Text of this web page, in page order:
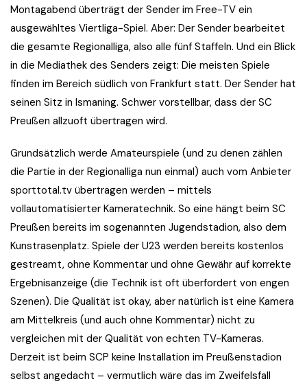
Montagabend überträgt der Sender im Free-TV ein
ausgewähltes Viertliga-Spiel. Aber: Der Sender bearbeitet
die gesamte Regionalliga, also alle fünf Staffeln. Und ein Blick
in die Mediathek des Senders zeigt: Die meisten Spiele
finden im Bereich südlich von Frankfurt statt. Der Sender hat
seinen Sitz in Ismaning. Schwer vorstellbar, dass der SC
Preußen allzuoft übertragen wird.
Grundsätzlich werde Amateurspiele (und zu denen zählen
die Partie in der Regionalliga nun einmal) auch vom Anbieter
sporttotal.tv übertragen werden – mittels
vollautomatisierter Kameratechnik. So eine hängt beim SC
Preußen bereits im sogenannten Jugendstadion, also dem
Kunstrasenplatz. Spiele der U23 werden bereits kostenlos
gestreamt, ohne Kommentar und ohne Gewähr auf korrekte
Ergebnisanzeige (die Technik ist oft überfordert von engen
Szenen). Die Qualität ist okay, aber natürlich ist eine Kamera
am Mittelkreis (und auch ohne Kommentar) nicht zu
vergleichen mit der Qualität von echten TV-Kameras.
Derzeit ist beim SCP keine Installation im Preußenstadion
selbst angedacht – vermutlich wäre das im Zweifelsfall